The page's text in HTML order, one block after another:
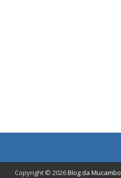
Copyright © 2026Blog da Mucambo